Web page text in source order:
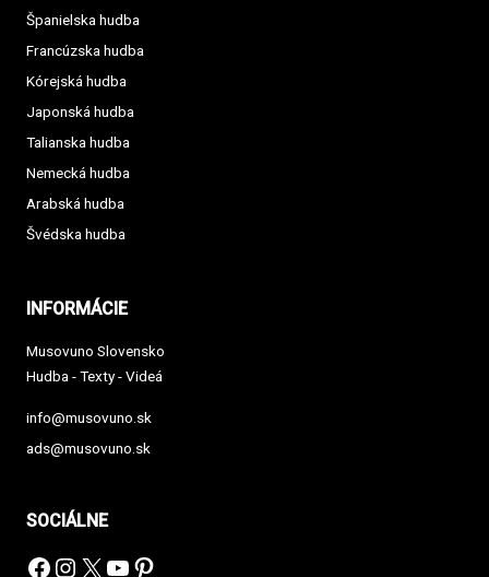
Španielska hudba
Francúzska hudba
Kórejská hudba
Japonská hudba
Talianska hudba
Nemecká hudba
Arabská hudba
Švédska hudba
INFORMÁCIE
Musovuno Slovensko
Hudba - Texty - Videá
info@musovuno.sk
ads@musovuno.sk
SOCIÁLNE
Facebook
Instagram
X YouTube
Pinterest